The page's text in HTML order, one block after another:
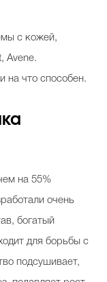
с кожей,
Аvenе.
на что способен.
на 55%
очень
богатый
для борьбы с
подсушивает,